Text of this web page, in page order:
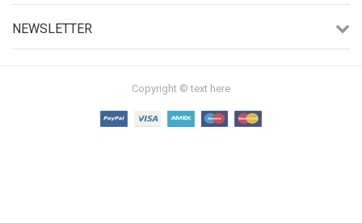
NEWSLETTER
Copyright © text here